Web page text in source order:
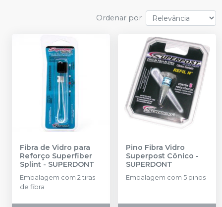
Ordenar por
Fibra de Vidro para
Reforço Superfiber
Splint - SUPERDONT
Embalagem com 2 tiras
de fibra
Pino Fibra Vidro
Superpost Cônico -
SUPERDONT
Embalagem com 5 pinos